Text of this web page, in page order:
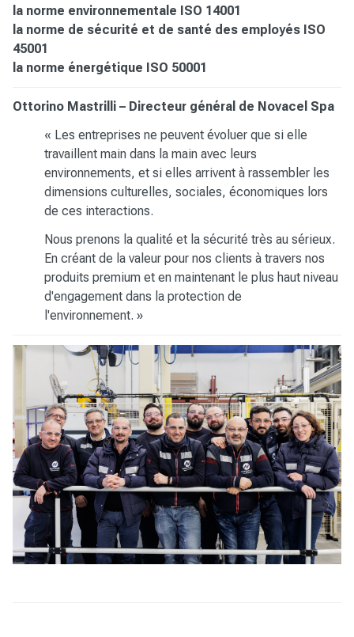
la norme environnementale ISO 14001
la norme de sécurité et de santé des employés ISO
45001
la norme énergétique ISO 50001
Ottorino Mastrilli – Directeur général de Novacel Spa
« Les entreprises ne peuvent évoluer que si elle
travaillent main dans la main avec leurs
environnements, et si elles arrivent à rassembler les
dimensions culturelles, sociales, économiques lors
de ces interactions.
Nous prenons la qualité et la sécurité très au sérieux.
En créant de la valeur pour nos clients à travers nos
produits premium et en maintenant le plus haut niveau
d'engagement dans la protection de
l'environnement. »